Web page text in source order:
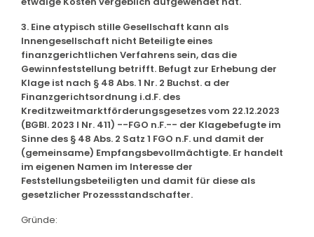
3. Eine atypisch stille Gesellschaft kann als
Innengesellschaft nicht Beteiligte eines
finanzgerichtlichen Verfahrens sein, das die
Gewinnfeststellung betrifft. Befugt zur Erhebung der
Klage ist nach § 48 Abs. 1 Nr. 2 Buchst. a der
Finanzgerichtsordnung i.d.F. des
Kreditzweitmarktförderungsgesetzes vom 22.12.2023
(BGBl. 2023 I Nr. 411) --FGO n.F.-- der Klagebefugte im
Sinne des § 48 Abs. 2 Satz 1 FGO n.F. und damit der
(gemeinsame) Empfangsbevollmächtigte. Er handelt
im eigenen Namen im Interesse der
Feststellungsbeteiligten und damit für diese als
gesetzlicher Prozessstandschafter.
Gründe: